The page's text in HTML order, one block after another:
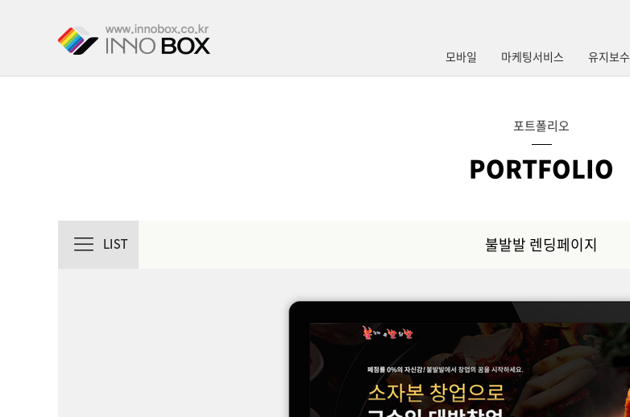
모바일 마케팅서비스 유지보수
포트폴리오
PORTFOLIO
불발발 렌딩페이지